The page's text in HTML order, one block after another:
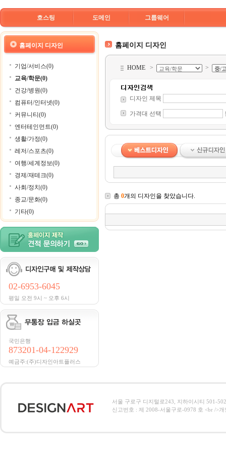
호스팅 도메인 그룹웨어
홈페이지 디자인
기업/서비스(0)
교육/학문(0)
건강/병원(0)
컴퓨터/인터넷(0)
커뮤니티(0)
엔터테인먼트(0)
생활/가정(0)
레저/스포츠(0)
여행/세계정보(0)
경제/재테크(0)
사회/정치(0)
종교/문화(0)
기타(0)
02-6953-6045
평일 오전 9시 ~ 오후 6시
국민은행
873201-04-122929
예금주:(주)디자인아트플러스
홈페이지 디자인
HOME > >
디자인 제목
가격대 선택
총 0개의 디자인을 찾았습니다.
서울 구로구 디지털로243, 지하이시티 501-
신고번호 : 제 2008-서울구로-0978 호 <br />